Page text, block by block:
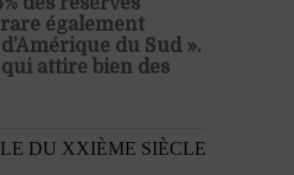
également
du Sud ».
attire bien des
DU XXIÈME SIÈCLE